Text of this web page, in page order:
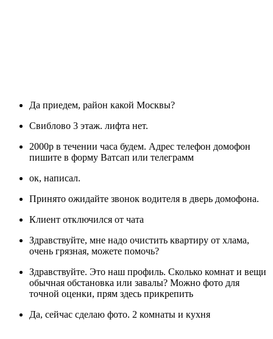
Да приедем, район какой Москвы?
Свиблово 3 этаж. лифта нет.
2000р в течении часа будем. Адрес телефон домофон
пишите в форму Ватсап или телеграмм
ок, написал.
Принято ожидайте звонок водителя в дверь домофона.
Клиент отключился от чата
Здравствуйте, мне надо очистить квартиру от хлама,
очень грязная, можете помочь?
Здравствуйте. Это наш профиль. Сколько комнат и вещи
обычная обстановка или завалы? Можно фото для
точной оценки, прям здесь прикрепить
Да, сейчас сделаю фото. 2 комнаты и кухня